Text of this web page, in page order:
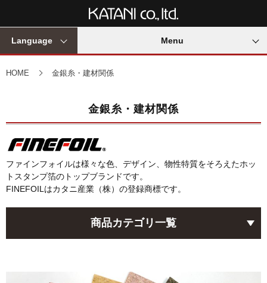
Language Menu
HOME 金銀糸・建材関係
金銀糸・建材関係
ファインフォイルは様々な色、デザイン、物性特質をそろえたホッ
トスタンプ箔のトップブランドです。
FINEFOILはカタニ産業（株）の登録商標です。
商品カテゴリ一覧